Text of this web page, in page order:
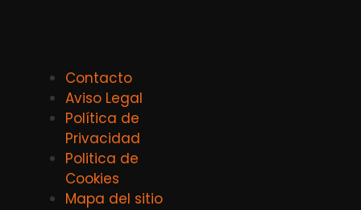
Contacto
Aviso Legal
Política de
Privacidad
Politica de
Cookies
Mapa del sitio